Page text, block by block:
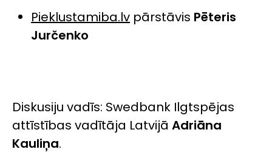
Pieklustamiba.lv pārstāvis Pēteris
Jurčenko
Diskusiju vadīs: Swedbank Ilgtspējas
attīstības vadītāja Latvijā Adriāna
Kauliņa.